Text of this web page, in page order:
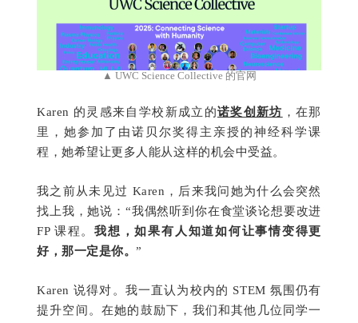
▲ UWC Science Collective 的官网
Karen 的灵感来自学校新成立的诺奖创新坊 ，在那
里，她参加了由诺贝尔奖得主亲授的神经科学课
程，她希望让更多人能从这样的机会中受益。
我之前从未见过 Karen，后来我问她为什么会突然
找上我，她说：“我偶然听到你在食堂谈论想要改进
FP 课程。我想，如果有人知道如何让事情变得更
好，那一定是你。”
Karen 说得对。我一直认为校内的 STEM 氛围仍有
提升空间。在她的鼓励下，我们和其他几位同学一